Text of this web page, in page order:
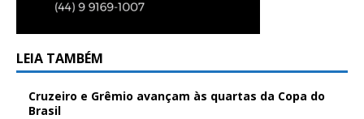
LEIA TAMBÉM
Cruzeiro e Grêmio avançam às quartas da Copa do
Brasil